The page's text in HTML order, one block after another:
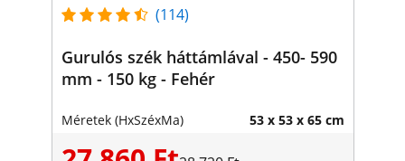
(114)
Gurulós szék háttámlával - 450- 590
mm - 150 kg - Fehér
Méretek (HxSzéxMa) 53 x 53 x 65 cm